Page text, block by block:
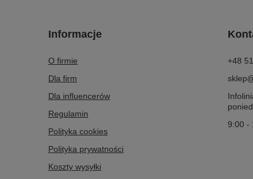
Informacje
O firmie
Dla firm
Dla influencerów
Regulamin
Polityka cookies
Polityka prywatności
Koszty wysyłki
+48
9:00 -